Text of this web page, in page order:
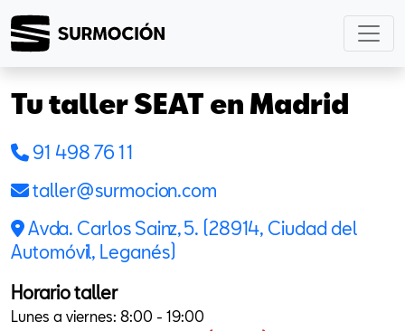
Tu taller SEAT en Madrid
91 498 76 11
taller@surmocion.com
Avda. Carlos Sainz, 5. (28914, Ciudad del
Automóvil, Leganés)
Horario taller
Lunes a viernes: 8:00 - 19:00